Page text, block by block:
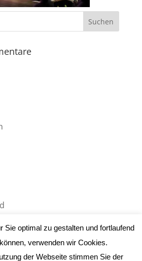
Sie optimal zu gestalten und fortlaufend
verwenden wir Cookies.
der Webseite stimmen Sie der